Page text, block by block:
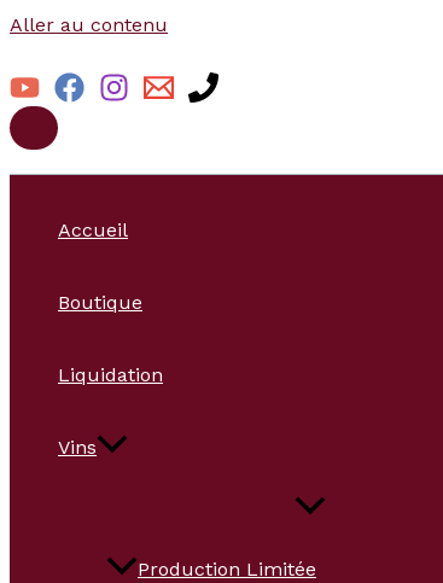
Aller au contenu
Accueil
Boutique
Liquidation
Vins
Production Limitée